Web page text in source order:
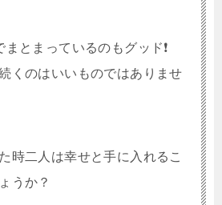
まとまっているのもグッド❗
くのはいいものではありませ
時二人は幸せと手に入れるこ
うか？